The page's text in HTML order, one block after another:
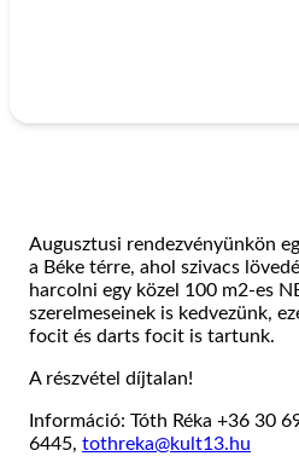
Augusztusi rendezvényünkön
a Béke térre, ahol szivacs
harcolni egy közel 100 m2-es
szerelmeseinek is kedvezünk,
focit és darts focit is tartunk.
A részvétel díjtalan!
Információ: Tóth Réka +36 30
6445, tothreka@kult13.hu